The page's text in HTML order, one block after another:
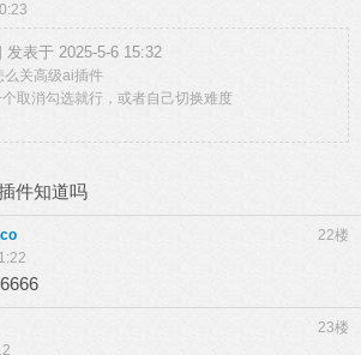
发表于 2025-5-6 15:32
么关高级ai插件
取消勾选就行，或者自己切换难度
件知道吗
22楼
23楼